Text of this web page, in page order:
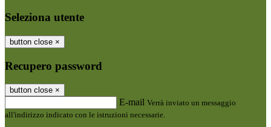
Seleziona utente
button close ×
Recupero password
button close ×
E-mail Verrà inviato un messaggio
all'indirizzo indicato con le istruzioni necessarie.